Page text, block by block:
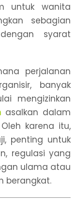
untuk wanita
sebagian
syarat
perjalanan
banyak
mengizinkan
asalkan dalam
karena itu,
penting untuk
regulasi yang
ulama atau
berangkat.